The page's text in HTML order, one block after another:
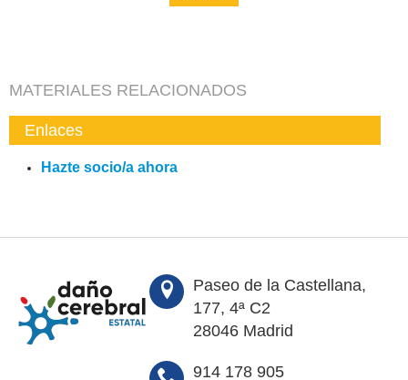
MATERIALES RELACIONADOS
Enlaces
Hazte socio/a ahora
Paseo de la Castellana,
177, 4ª C2
28046 Madrid
914 178 905